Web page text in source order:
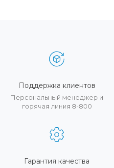
Поддержка клиентов
Персональный менеджер и
горячая линия 8-800
Гарантия качества